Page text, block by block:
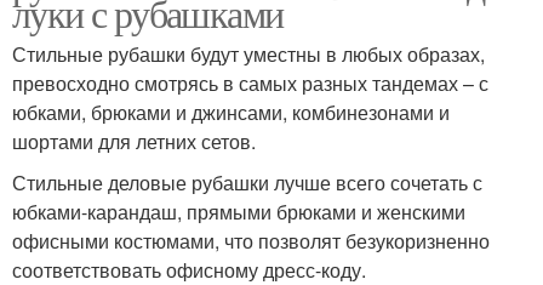
луки с рубашками
Стильные рубашки будут уместны в любых образах,
превосходно смотрясь в самых разных тандемах – с
юбками, брюками и джинсами, комбинезонами и
шортами для летних сетов.
Стильные деловые рубашки лучше всего сочетать с
юбками-карандаш, прямыми брюками и женскими
офисными костюмами, что позволят безукоризненно
соответствовать офисному дресс-коду.